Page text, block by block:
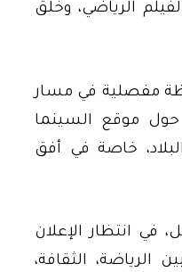
الرياضي، وخلق
مفصلية في مسار
موقع السينما
خاصة في أفق
في انتظار الإعلان
الثقافة،